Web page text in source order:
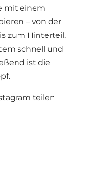
mit einem
– von der
zum Hinterteil.
schnell und
ist die
teilen